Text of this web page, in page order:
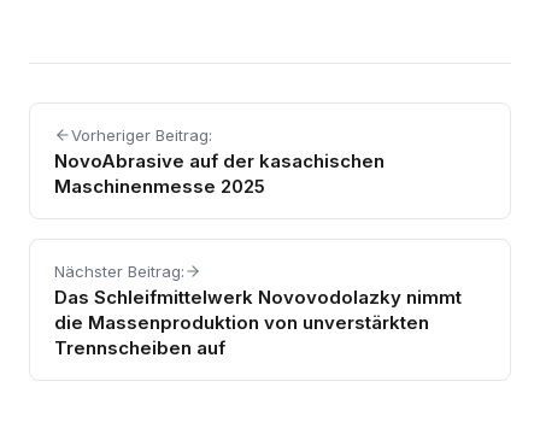
Vorheriger Beitrag:
NovoAbrasive auf der kasachischen
Maschinenmesse 2025
Nächster Beitrag:
Das Schleifmittelwerk Novovodolazky nimmt
die Massenproduktion von unverstärkten
Trennscheiben auf